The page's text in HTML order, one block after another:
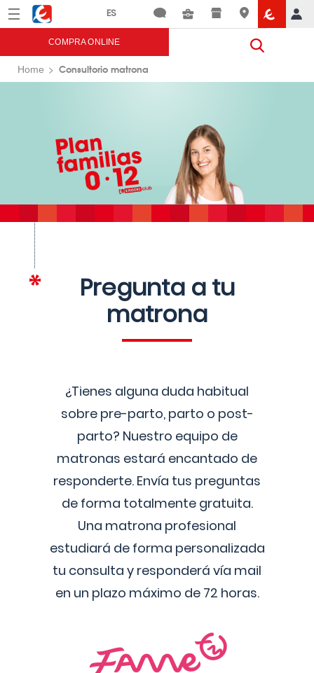
Menú Eroski
COMPRA ONLINE
Home Consultorio matrona
Pregunta a tu
matrona
¿Tienes alguna duda habitual
sobre pre-parto, parto o post-
parto? Nuestro equipo de
matronas estará encantado de
responderte. Envía tus preguntas
de forma totalmente gratuita.
Una matrona profesional
estudiará de forma personalizada
tu consulta y responderá vía mail
en un plazo máximo de 72 horas.